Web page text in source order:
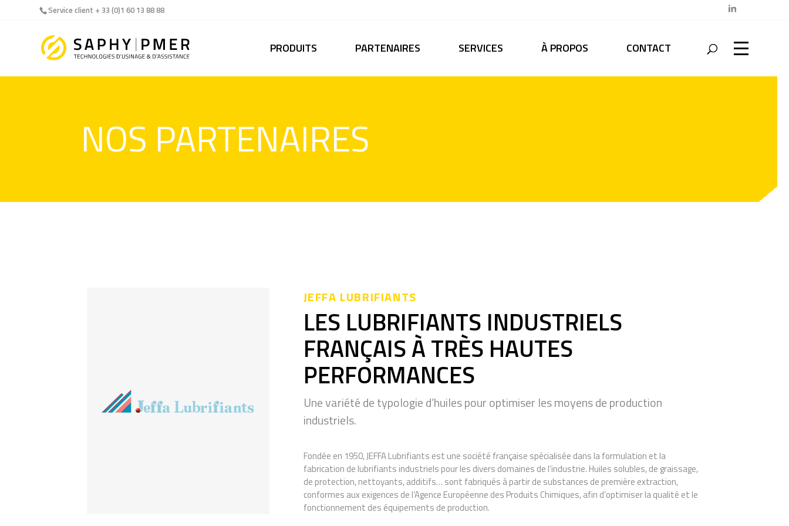
Service client + 33 (0)1 60 13 88 88
PRODUITS PARTENAIRES SERVICES À PROPOS CONTACT
NOS PARTENAIRES
JEFFA LUBRIFIANTS
LES LUBRIFIANTS INDUSTRIELS
FRANÇAIS À TRÈS HAUTES
PERFORMANCES
Une variété de typologie d’huiles pour optimiser les moyens de production
industriels.
Fondée en 1950, JEFFA Lubrifiants est une société française spécialisée dans la formulation et la
fabrication de lubrifiants industriels pour les divers domaines de l’industrie. Huiles solubles, de graissage,
de protection, nettoyants, additifs… sont fabriqués à partir de substances de première extraction,
conformes aux exigences de l’Agence Européenne des Produits Chimiques, afin d’optimiser la qualité et le
fonctionnement des équipements de production.